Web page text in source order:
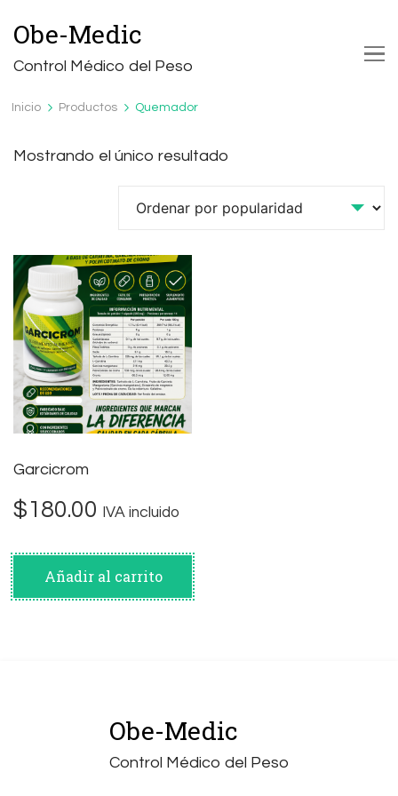
Obe-Medic
Control Médico del Peso
Inicio Productos Quemador
Mostrando el único resultado
Garcicrom
$180.00 IVA incluido
Añadir al carrito
Obe-Medic
Control Médico del Peso